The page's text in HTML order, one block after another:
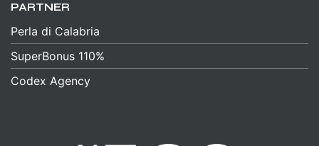
PARTNER
Perla di Calabria
SuperBonus 110%
Codex Agency